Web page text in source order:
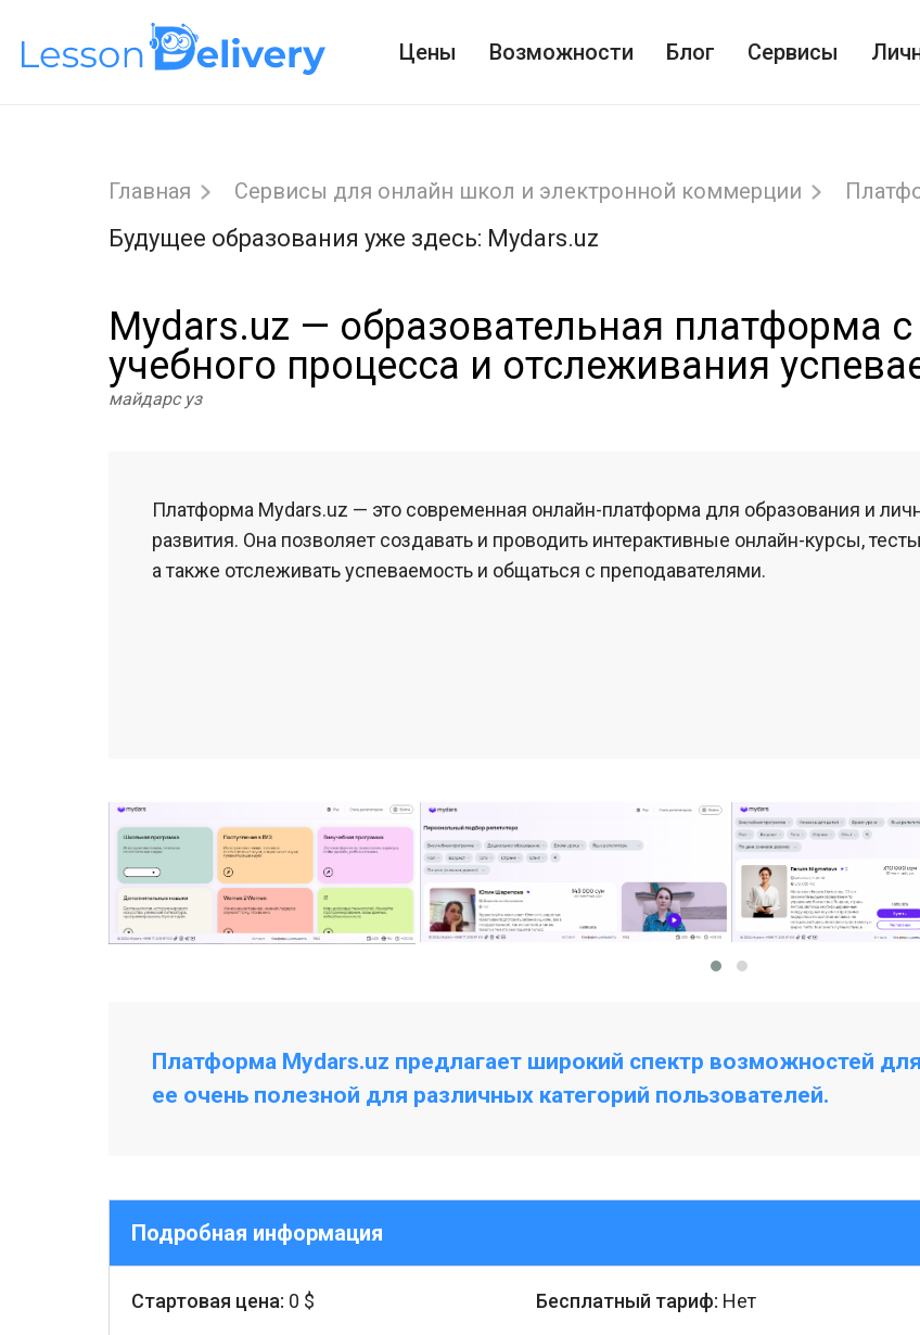
Цены Возможности Блог Сервисы
Главная Сервисы для онлайн школ и электронной коммерции
Будущее образования уже здесь: Mydars.uz
Mydars.uz — образовательная платформа
учебного процесса и отслеживания
майдарс уз
Платформа Mydars.uz — это современная онлайн-платформа для образования и
развития. Она позволяет создавать и проводить интерактивные онлайн-курсы,
а также отслеживать успеваемость и общаться с преподавателями.
Платформа Mydars.uz предлагает широкий спектр возможностей
ее очень полезной для различных категорий пользователей.
Подробная информация
Стартовая цена: 0 $ Бесплатный тариф: Нет